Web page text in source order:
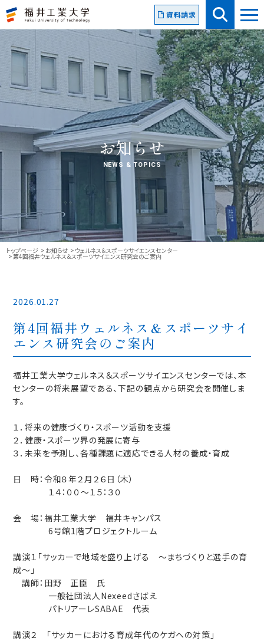
資料請求
お知らせ
NEWS & TOPICS
トップページ お知らせ ウェルネス＆スポーツサイエンスセンター
第4回福井ウェルネス＆スポーツサイエンス研究会のご案内
2026.01.27
第4回福井ウェルネス＆スポーツサイ
エンス研究会のご案内
福井工業大学ウェルネス＆スポーツサイエンスセンターでは、本
センターの将来展望である、下記の観点から研究会を開催しま
す。
１．将来の健康づくり・スポーツ活動を支援
２．健康・スポーツ界の発展に寄与
３．未来を予測し、各種課題に適応できる人材の養成・育成
日 時：令和８年２月２６日（木）
１４：００～１５：３０
会 場：福井工業大学 福井キャンパス
6号館1階プロジェクトルーム
講演１「サッカーで地域を盛り上げる ～まちづくりと選手の育
成～」
講師：田野 正臣 氏
一般社団法人Nexeedさばえ
パトリアーレSABAE 代表
講演２ 「サッカーにおける育成年代のケガへの対策」